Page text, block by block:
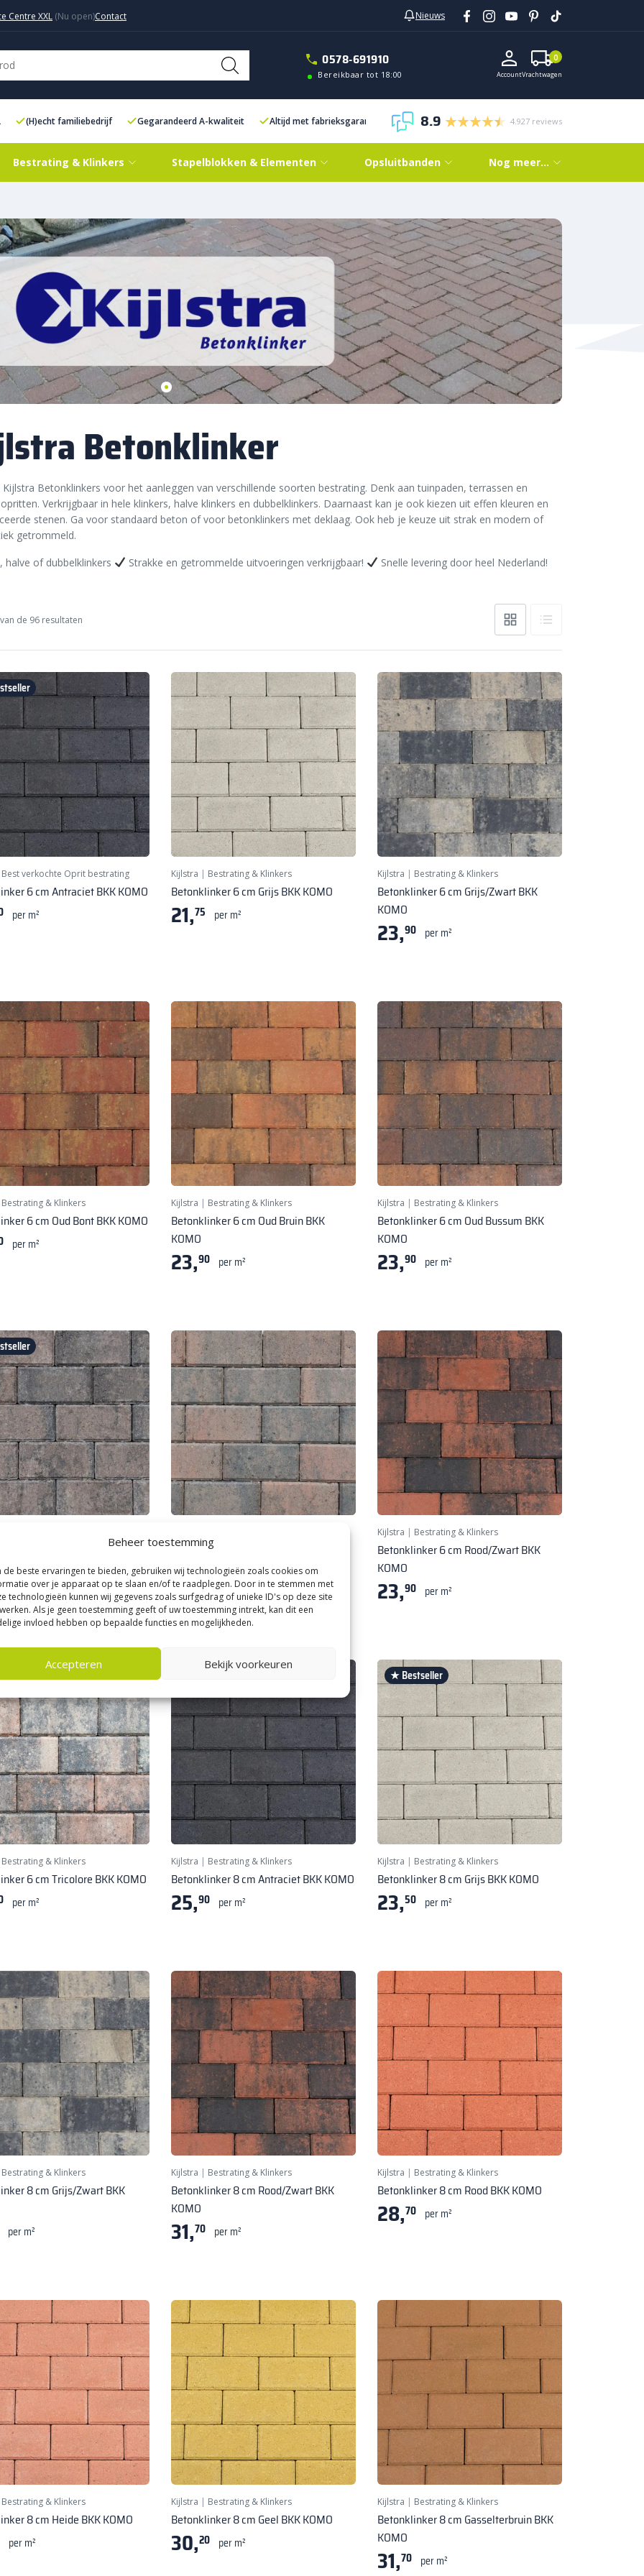
Beheer toestemming
de beste ervaringen te bieden, gebruiken wij technologieën zoals cookies om
over je apparaat op te slaan en/of te raadplegen. Door in te stemmen met
technologieën kunnen wij gegevens zoals surfgedrag of unieke ID's op deze site
Als je geen toestemming geeft of uw toestemming intrekt, kan dit een
invloed hebben op bepaalde functies en mogelijkheden.
Accepteren Bekijk voorkeuren
Centre XXL Contact Nieuws
0578-691910
Bereikbaar tot 18:00 AccountVrachtwagen
0
(H)echt familiebedrijf Gegarandeerd A-kwaliteit Altijd met fabrieksgarantie 8.9 4.927 reviews
Bestrating & Klinkers Stapelblokken & Elementen Opsluitbanden Nog meer…
Betonklinker
Kijlstra Betonklinkers voor het aanleggen van verschillende soorten bestrating. Denk aan tuinpaden, terrassen en
Verkrijgbaar in hele klinkers, halve klinkers en dubbelklinkers. Daarnaast kan je ook kiezen uit effen kleuren en
stenen. Ga voor standaard beton of voor betonklinkers met deklaag. Ook heb je keuze uit strak en modern of
getrommeld.
halve of dubbelklinkers
Strakke en getrommelde uitvoeringen verkrijgbaar! Snelle levering door heel Nederland!
van de 96 resultaten
Best verkochte Oprit bestrating
6 cm Antraciet BKK KOMO
per m²
Kijlstra | Bestrating & Klinkers
Betonklinker 6 cm Grijs BKK KOMO
21,75 per m²
Kijlstra | Bestrating & Klinkers
Betonklinker 6 cm Grijs/Zwart BKK
KOMO
23,90 per m²
Bestrating & Klinkers
6 cm Oud Bont BKK KOMO
per m²
Kijlstra | Bestrating & Klinkers
Betonklinker 6 cm Oud Bruin BKK
KOMO
23,90 per m²
Kijlstra | Bestrating & Klinkers
Betonklinker 6 cm Oud Bussum BKK
KOMO
23,90 per m²
6 cm Oud Drachten BKK
per m²
Betonklinker 6 cm Oud Emmen BKK
KOMO
23,90 per m²
Kijlstra | Bestrating & Klinkers
Betonklinker 6 cm Rood/Zwart BKK
KOMO
23,90 per m²
Bestrating & Klinkers
6 cm Tricolore BKK KOMO
per m²
★ Bestseller
Kijlstra | Bestrating & Klinkers
Betonklinker 8 cm Antraciet BKK KOMO
25,90 per m²
★ Bestseller
Kijlstra | Bestrating & Klinkers
Betonklinker 8 cm Grijs BKK KOMO
23,50 per m²
Bestrating & Klinkers
8 cm Grijs/Zwart BKK
per m²
Kijlstra | Bestrating & Klinkers
Betonklinker 8 cm Rood/Zwart BKK
KOMO
31,70 per m²
Kijlstra | Bestrating & Klinkers
Betonklinker 8 cm Rood BKK KOMO
28,70 per m²
Bestrating & Klinkers
8 cm Heide BKK KOMO
per m²
Kijlstra | Bestrating & Klinkers
Betonklinker 8 cm Geel BKK KOMO
30,20 per m²
Kijlstra | Bestrating & Klinkers
Betonklinker 8 cm Gasselterbruin BKK
KOMO
31,70 per m²